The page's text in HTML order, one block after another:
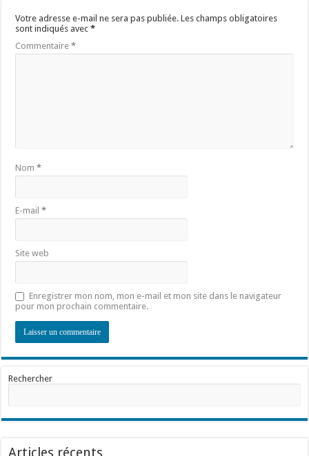
Votre adresse e-mail ne sera pas publiée. Les champs obligatoires
sont indiqués avec*
Commentaire*
Nom*
E-mail*
Site web
Enregistrer mon nom, mon e-mail et mon site dans le navigateur
pour mon prochain commentaire.
Rechercher